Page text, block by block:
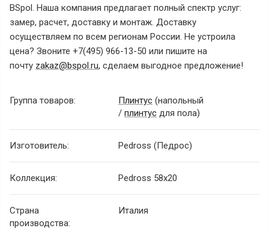
BSpol. Наша компания предлагает полный спектр услуг:
замер, расчет, доставку и монтаж. Доставку
осуществляем по всем регионам России. Не устроила
цена? Звоните +7(495) 966-13-50 или пишите на
почту zakaz@bspol.ru, сделаем выгодное предложение!
Группа товаров: Плинтус (напольный
/ плинтус для пола)
Изготовитель: Pedross (Педрос)
Коллекция: Pedross 58x20
Страна
производства:
Италия